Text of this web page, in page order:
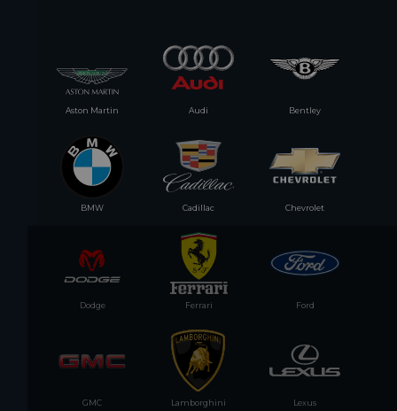
Cadillac Chevrolet
Ferrari
Lamborghini Lexus
Aston Martin Audi Bentley
BMW
Ford
Dodge
GMC